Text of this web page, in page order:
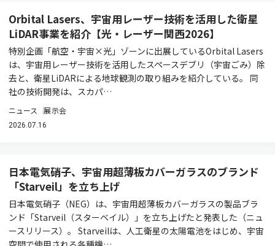
Orbital Lasers、宇宙用レーザー技術を活用した衛星
LiDAR事業を紹介【光・レーザー関西2026】
特別企画「航空・宇宙×光」ゾーンに出展しているOrbital Lasers
は、宇宙用レーザー技術を活用したスペースデブリ（宇宙ごみ）除
去と、衛星LiDARによる地球観測の取り組みを紹介している。 同
社の技術開発は、スカパ…
ニュース 展示会
2026.07.16
日本電気硝子、宇宙用超薄板カバーガラスのブランド
「Starveil」を立ち上げ
日本電気硝子（NEG）は、宇宙用超薄板カバーガラスの製品ブラ
ンド「Starveil（スターベイル）」を立ち上げたと発表した（ニュ
ースリリース）。 Starveilは、人工衛星の太陽電池をはじめ、宇宙